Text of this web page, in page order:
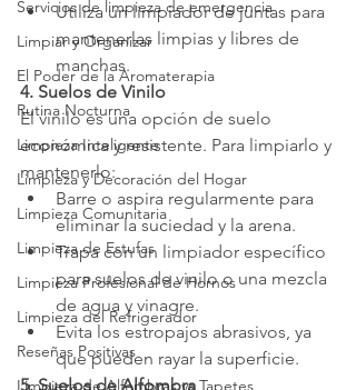
Servicios de limpieza de emergencia
Limpiar y Organizar
El Poder de la Aromaterapia
Rutina Nocturna
Limpieza Inteligente
Limpieza y Decoración del Hogar
Limpieza Comunitaria
Limpieza de Estufas
Limpieza Profesional de Hornos
Limpieza del Refrigerador
Reseñas Positivas
Limpieza de Alfombras vs Tapetes
Utiliza un limpiador de juntas para
mantenerlas limpias y libres de
manchas.
4. Suelos de Vinilo
El vinilo es una opción de suelo
económica y resistente. Para limpiarlo y
mantenerlo:
Barre o aspira regularmente para
eliminar la suciedad y la arena.
Trapa con un limpiador específico
para suelos de vinilo o una mezcla
de agua y vinagre.
Evita los estropajos abrasivos, ya
que pueden rayar la superficie.
5. Suelos de Alfombra